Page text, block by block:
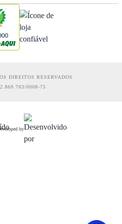
DIREITOS RESERVADOS
0008-75
by